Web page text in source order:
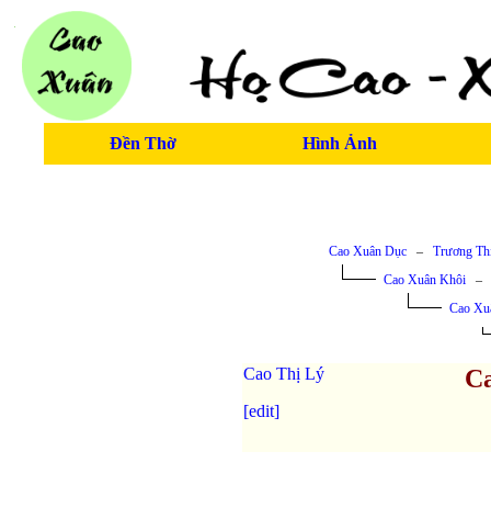
Đền Thờ Hình Ảnh
Cao Xuân Dục– Trương
Cao Xuân Khôi–
Cao
Cao Thị Lý
[edit]